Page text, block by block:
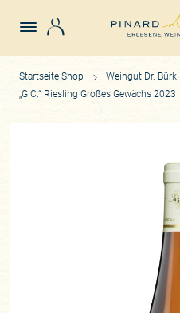
Startseite Shop Weingut Dr.
„G.C.“ Riesling Großes Gewächs 2023